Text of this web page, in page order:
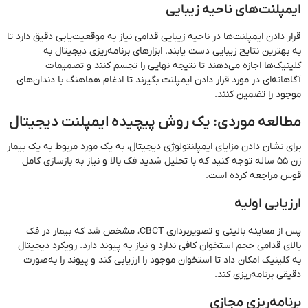
ایمپلنت‌های ناحیه زیبایی
قرار دادن ایمپلنت‌ها در ناحیه زیبایی قدامی نیاز به موقعیت‌یابی دقیق دارد تا
به بهترین نتایج زیبایی دست یابند. ابزارهای برنامه‌ریزی دیجیتال به
کلینیک‌ها اجازه می‌دهند تا نتیجه نهایی را تجسم کنند و تصمیمات
آگاهانه‌ای در مورد قرار دادن ایمپلنت بگیرند تا ادغام هماهنگ با دندان‌های
موجود را تضمین کنند.
مطالعه موردی: یک روش پیچیده ایمپلنت دیجیتال
برای نشان دادن مزایای ایمپلنتولوژی دیجیتال، به یک مورد مربوط به یک بیمار
زن ۵۵ ساله توجه کنید که با تحلیل شدید فک بالا و نیاز به بازسازی کامل
قوس مراجعه کرده است.
ارزیابی اولیه
پس از معاینه بالینی و تصویربرداری CBCT، مشخص شد که بیمار در فک
بالای قدامی حجم استخوان کافی ندارد و نیاز به پیوند دارد. رویکرد دیجیتال
به کلینیک امکان داد تا استخوان موجود را ارزیابی کند و پیوند را به‌صورت
دقیقی برنامه‌ریزی کند.
برنامه‌ریزی مجازی